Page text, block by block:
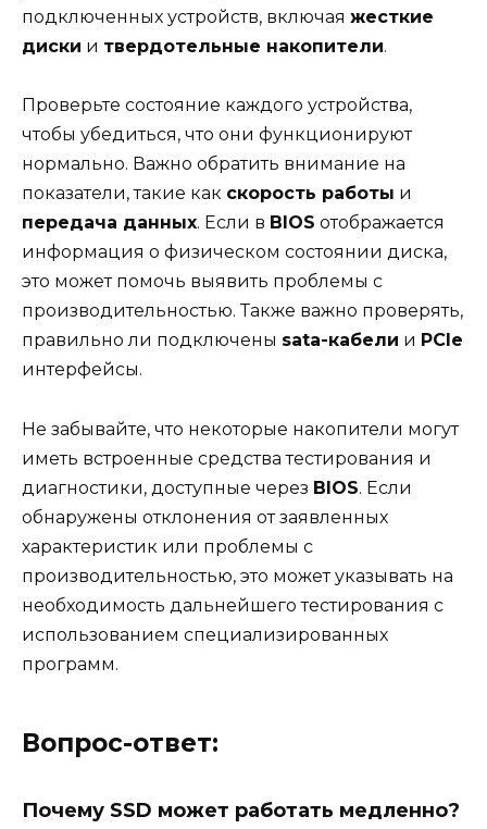
подключенных устройств, включая жесткие
диски и твердотельные накопители.
Проверьте состояние каждого устройства,
чтобы убедиться, что они функционируют
нормально. Важно обратить внимание на
показатели, такие как скорость работы и
передача данных. Если в BIOS отображается
информация о физическом состоянии диска,
это может помочь выявить проблемы с
производительностью. Также важно проверять,
правильно ли подключены sata-кабели и PCIe
интерфейсы.
Не забывайте, что некоторые накопители могут
иметь встроенные средства тестирования и
диагностики, доступные через BIOS. Если
обнаружены отклонения от заявленных
характеристик или проблемы с
производительностью, это может указывать на
необходимость дальнейшего тестирования с
использованием специализированных
программ.
Вопрос-ответ:
Почему SSD может работать медленно?